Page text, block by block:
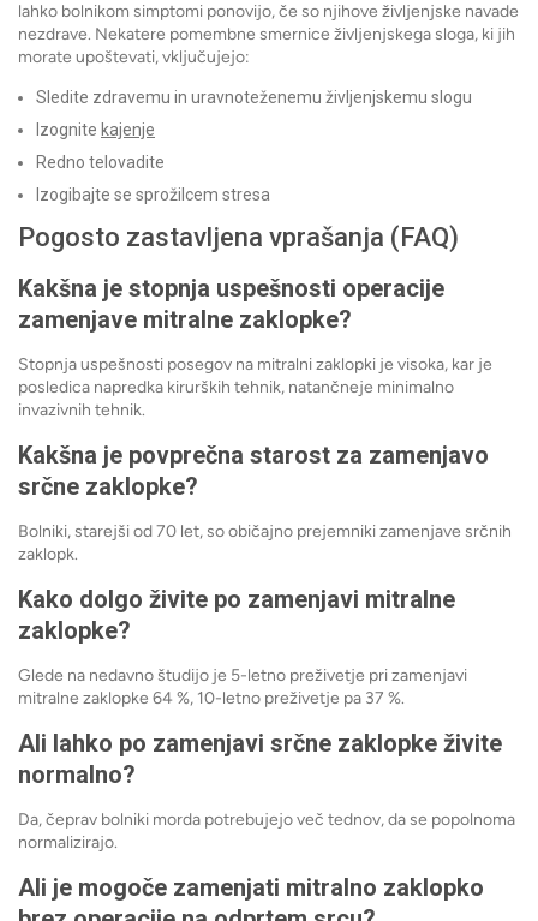
lahko bolnikom simptomi ponovijo, če so njihove življenjske navade
nezdrave. Nekatere pomembne smernice življenjskega sloga, ki jih
morate upoštevati, vključujejo:
Sledite zdravemu in uravnoteženemu življenjskemu slogu
Izognite kajenje
Redno telovadite
Izogibajte se sprožilcem stresa
Pogosto zastavljena vprašanja (FAQ)
Kakšna je stopnja uspešnosti operacije
zamenjave mitralne zaklopke?
Stopnja uspešnosti posegov na mitralni zaklopki je visoka, kar je
posledica napredka kirurških tehnik, natančneje minimalno
invazivnih tehnik.
Kakšna je povprečna starost za zamenjavo
srčne zaklopke?
Bolniki, starejši od 70 let, so običajno prejemniki zamenjave srčnih
zaklopk.
Kako dolgo živite po zamenjavi mitralne
zaklopke?
Glede na nedavno študijo je 5-letno preživetje pri zamenjavi
mitralne zaklopke 64 %, 10-letno preživetje pa 37 %.
Ali lahko po zamenjavi srčne zaklopke živite
normalno?
Da, čeprav bolniki morda potrebujejo več tednov, da se popolnoma
normalizirajo.
Ali je mogoče zamenjati mitralno zaklopko